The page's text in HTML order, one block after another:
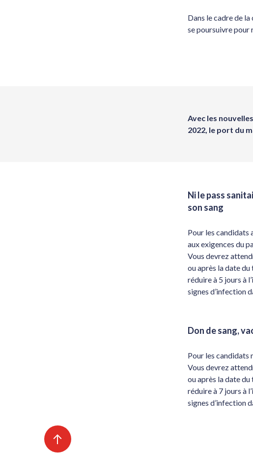
Dans le cadre de
se poursuivre pour
Avec les
2022, le port du
Ni le pass
son sang
Pour les candidats
aux exigences du
Vous devrez
ou après la date
réduire à 5 jours à
signes d’infection
Don de sang,
Pour les candidats
Vous devrez
ou après la date
réduire à 7 jours à
signes d’infection